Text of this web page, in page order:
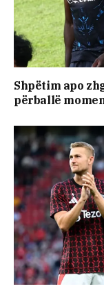
Shpëtim apo
përballë